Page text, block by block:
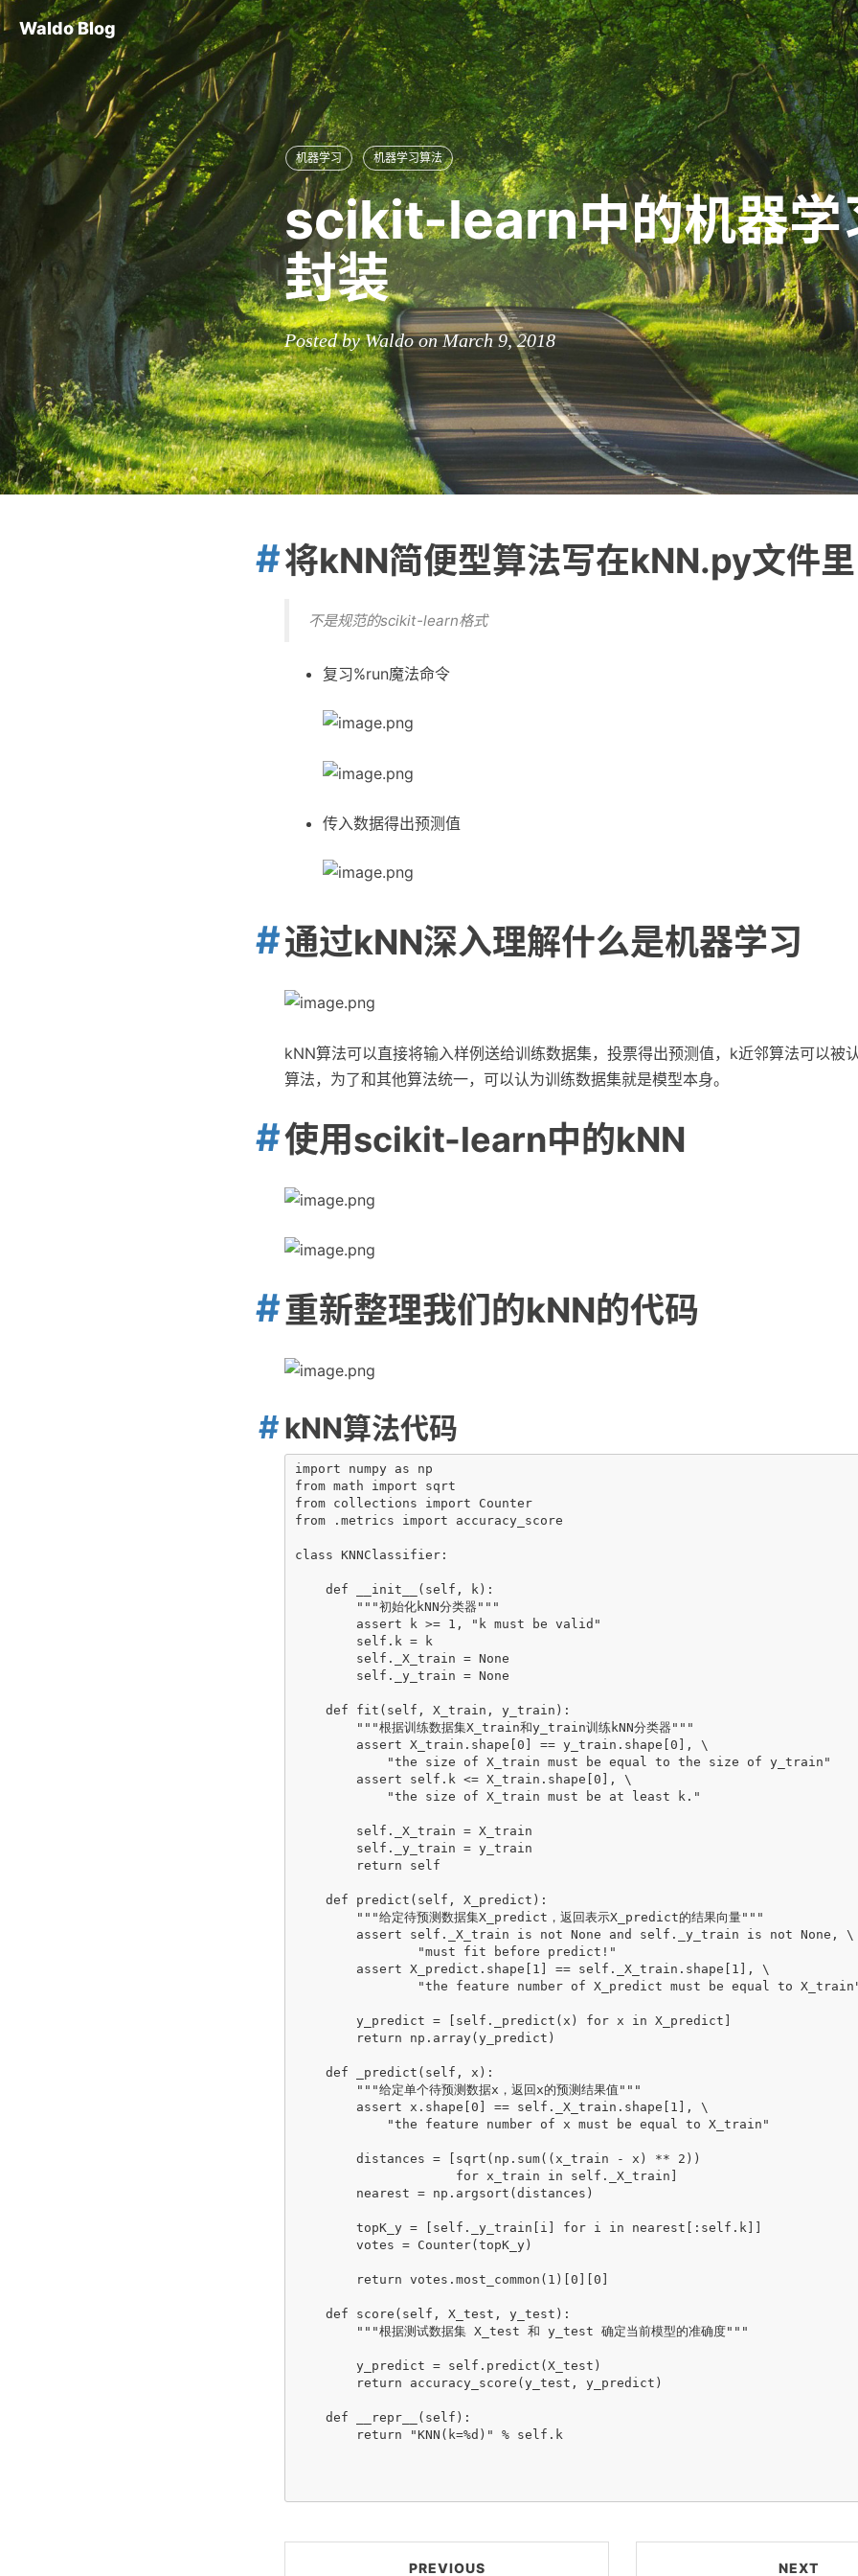
Waldo Blog
机器学习 机器学习算法
scikit-learn中的机器学
封装
Posted by Waldo on March 9, 2018
将kNN简便型算法写在kNN.py文件里
不是规范的scikit-learn格式
复习%run魔法命令
传入数据得出预测值
通过kNN深入理解什么是机器学习
kNN算法可以直接将输入样例送给训练数据集，投票得出预测值，k近邻算法可以被
算法，为了和其他算法统一，可以认为训练数据集就是模型本身。
使用scikit-learn中的kNN
重新整理我们的kNN的代码
kNN算法代码
import numpy as np
from math import sqrt
from collections import Counter
from .metrics import accuracy_score
class KNNClassifier:
    def __init__(self, k):
        """初始化kNN分类器"""
        assert k >= 1, "k must be valid"
        self.k = k
        self._X_train = None
        self._y_train = None
    def fit(self, X_train, y_train):
        """根据训练数据集X_train和y_train训练kNN分类器"""
        assert X_train.shape[0] == y_train.shape[0], \
            "the size of X_train must be equal to the size of y_train"
        assert self.k <= X_train.shape[0], \
            "the size of X_train must be at least k."
        self._X_train = X_train
        self._y_train = y_train
        return self
    def predict(self, X_predict):
        """给定待预测数据集X_predict，返回表示X_predict的结果向量"""
        assert self._X_train is not None and self._y_train is not None, \
                "must fit before predict!"
        assert X_predict.shape[1] == self._X_train.shape[1], \
"the feature number of X_predict must be equal to
        y_predict = [self._predict(x) for x in X_predict]
        return np.array(y_predict)
    def _predict(self, x):
        """给定单个待预测数据x，返回x的预测结果值"""
        assert x.shape[0] == self._X_train.shape[1], \
            "the feature number of x must be equal to X_train"
        distances = [sqrt(np.sum((x_train - x) ** 2))
                     for x_train in self._X_train]
        nearest = np.argsort(distances)
        topK_y = [self._y_train[i] for i in nearest[:self.k]]
        votes = Counter(topK_y)
        return votes.most_common(1)[0][0]
    def score(self, X_test, y_test):
        """根据测试数据集 X_test 和 y_test 确定当前模型的准确度"""
        y_predict = self.predict(X_test)
        return accuracy_score(y_test, y_predict)
    def __repr__(self):
        return "KNN(k=%d)" % self.k
PREVIOUS NEXT